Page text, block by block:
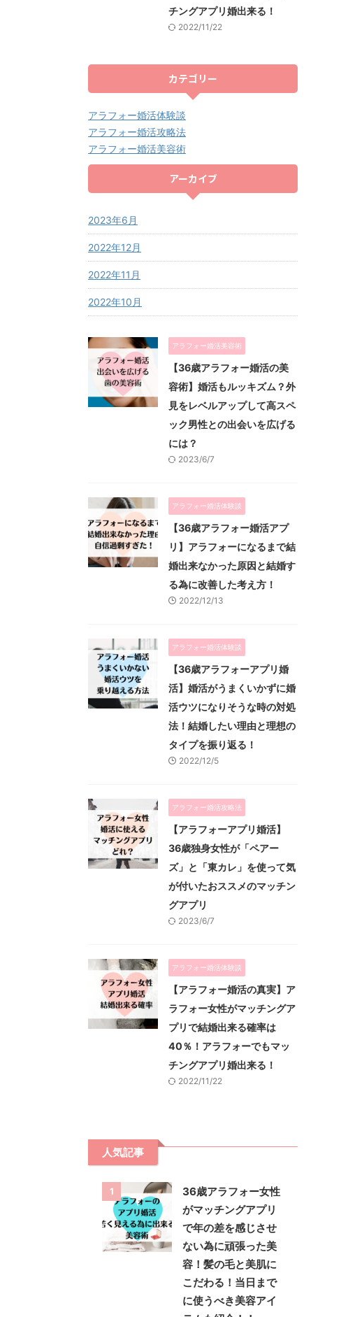
チングアプリ婚出来る！
2022/11/22
カテゴリー
アラフォー婚活体験談
アラフォー婚活攻略法
アラフォー婚活美容術
アーカイブ
2023年6月
2022年12月
2022年11月
2022年10月
アラフォー婚活美容術
【36歳アラフォー婚活の美
容術】婚活もルッキズム？外
見をレベルアップして高スペ
ック男性との出会いを広げる
には？
2023/6/7
アラフォー婚活体験談
【36歳アラフォー婚活アプ
リ】アラフォーになるまで結
婚出来なかった原因と結婚す
る為に改善した考え方！
2022/12/13
アラフォー婚活体験談
【36歳アラフォーアプリ婚
活】婚活がうまくいかずに婚
活ウツになりそうな時の対処
法！結婚したい理由と理想の
タイプを振り返る！
2022/12/5
アラフォー婚活攻略法
【アラフォーアプリ婚活】
36歳独身女性が「ペアー
ズ」と「東カレ」を使って気
が付いたおススメのマッチン
グアプリ
2023/6/7
アラフォー婚活体験談
【アラフォー婚活の真実】ア
ラフォー女性がマッチングア
プリで結婚出来る確率は
40％！アラフォーでもマッ
チングアプリ婚出来る！
2022/11/22
人気記事
1
36歳アラフォー女性
がマッチングアプリ
で年の差を感じさせ
ない為に頑張った美
容！髪の毛と美肌に
こだわる！当日まで
に使うべき美容アイ